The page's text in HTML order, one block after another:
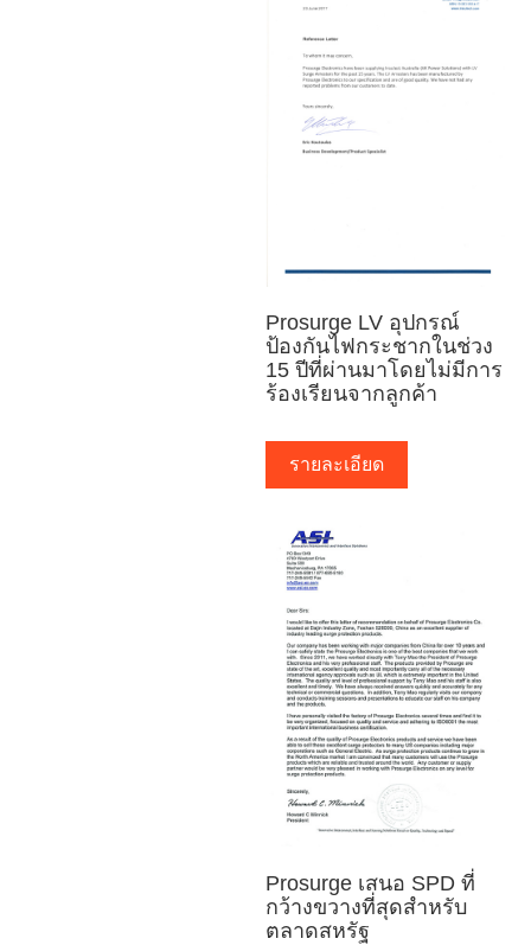
Prosurge LV อุปกรณ์
ป้องกันไฟกระชากในช่วง
15 ปีที่ผ่านมาโดยไม่มีการ
ร้องเรียนจากลูกค้า
รายละเอียด
Prosurge เสนอ SPD ที่
กว้างขวางที่สุดสำหรับ
ตลาดสหรัฐ